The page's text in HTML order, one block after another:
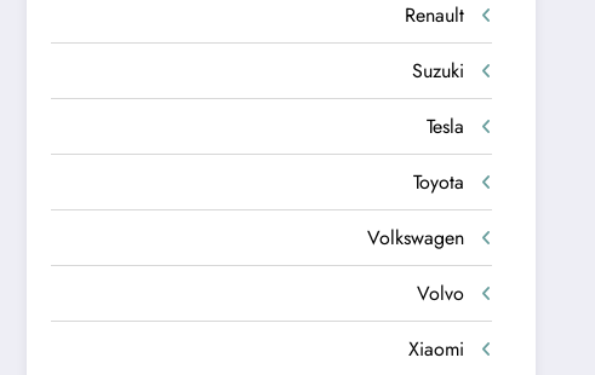
Renault
Suzuki
Tesla
Toyota
Volkswagen
Volvo
Xiaomi